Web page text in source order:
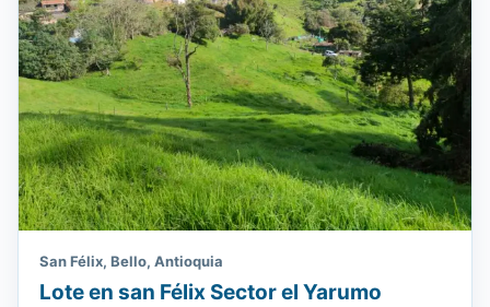
San Félix, Bello, Antioquia
Lote en san Félix Sector el Yarumo